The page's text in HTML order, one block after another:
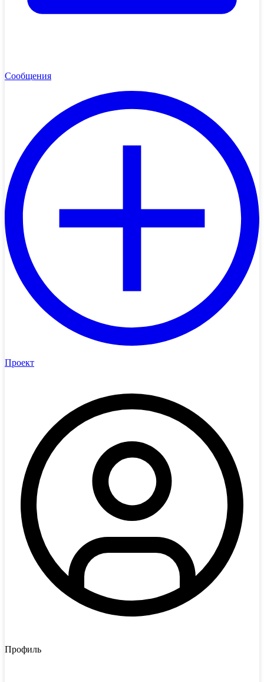
Сообщения
Проект
Профиль